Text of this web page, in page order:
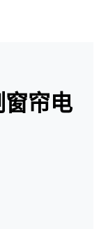
窗帘电